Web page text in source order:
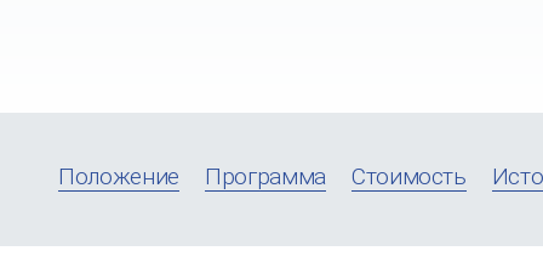
Положение Программа Стоимость